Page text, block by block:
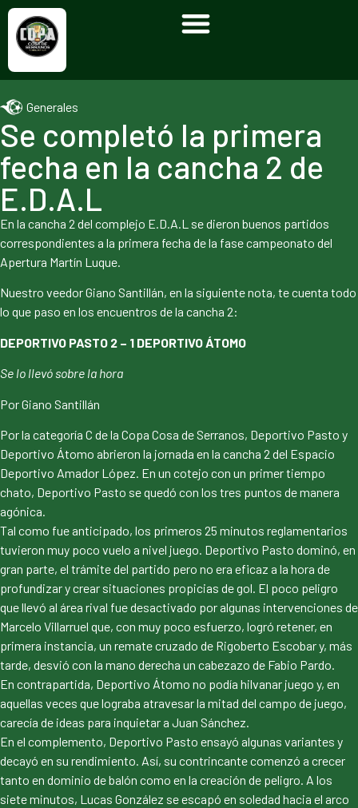
Generales
Se completó la primera
fecha en la cancha 2 de
E.D.A.L
En la cancha 2 del complejo E.D.A.L se dieron buenos partidos
correspondientes a la primera fecha de la fase campeonato del
Apertura Martín Luque.
Nuestro veedor Giano Santillán, en la siguiente nota, te cuenta todo
lo que paso en los encuentros de la cancha 2:
DEPORTIVO PASTO 2 – 1 DEPORTIVO ÁTOMO
Se lo llevó sobre la hora
Por Giano Santillán
Por la categoría C de la Copa Cosa de Serranos, Deportivo Pasto y
Deportivo Átomo abrieron la jornada en la cancha 2 del Espacio
Deportivo Amador López. En un cotejo con un primer tiempo
chato, Deportivo Pasto se quedó con los tres puntos de manera
agónica.
Tal como fue anticipado, los primeros 25 minutos reglamentarios
tuvieron muy poco vuelo a nivel juego. Deportivo Pasto dominó, en
gran parte, el trámite del partido pero no era eficaz a la hora de
profundizar y crear situaciones propicias de gol. El poco peligro
que llevó al área rival fue desactivado por algunas intervenciones de
Marcelo Villarruel que, con muy poco esfuerzo, logró retener, en
primera instancia, un remate cruzado de Rigoberto Escobar y, más
tarde, desvió con la mano derecha un cabezazo de Fabio Pardo.
En contrapartida, Deportivo Átomo no podía hilvanar juego y, en
aquellas veces que lograba atravesar la mitad del campo de juego,
carecía de ideas para inquietar a Juan Sánchez.
En el complemento, Deportivo Pasto ensayó algunas variantes y
decayó en su rendimiento. Así, su contrincante comenzó a crecer
tanto en dominio de balón como en la creación de peligro. A los
siete minutos, Lucas González se escapó en soledad hacia el arco